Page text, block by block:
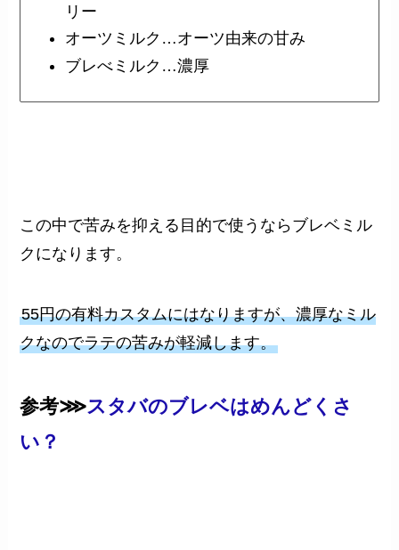
リー
オーツミルク…オーツ由来の甘み
ブレべミルク…濃厚
この中で苦みを抑える目的で使うならブレベミル
クになります。
55円の有料カスタムにはなりますが、濃厚なミル
クなのでラテの苦みが軽減します。
参考⋙スタバのブレベはめんどくさ
い？